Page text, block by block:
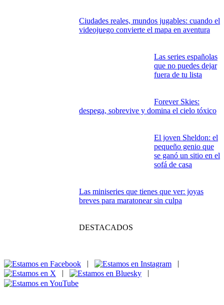
Ciudades reales, mundos jugables: cuando el
videojuego convierte el mapa en aventura
Las series españolas
que no puedes dejar
fuera de tu lista
Forever Skies:
despega, sobrevive y domina el cielo tóxico
El joven Sheldon: el
pequeño genio que
se ganó un sitio en el
sofá de casa
Las miniseries que tienes que ver: joyas
breves para maratonear sin culpa
DESTACADOS
|
|
|
|